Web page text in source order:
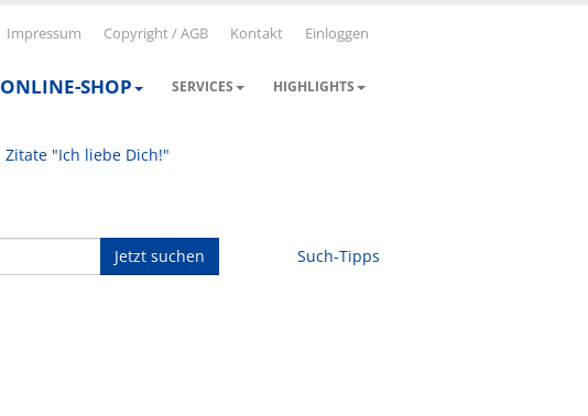
Impressum Copyright / AGB Kontakt Einloggen
ONLINE-SHOP SERVICES HIGHLIGHTS
Zitate "Ich liebe Dich!"
Jetzt suchen Such-Tipps